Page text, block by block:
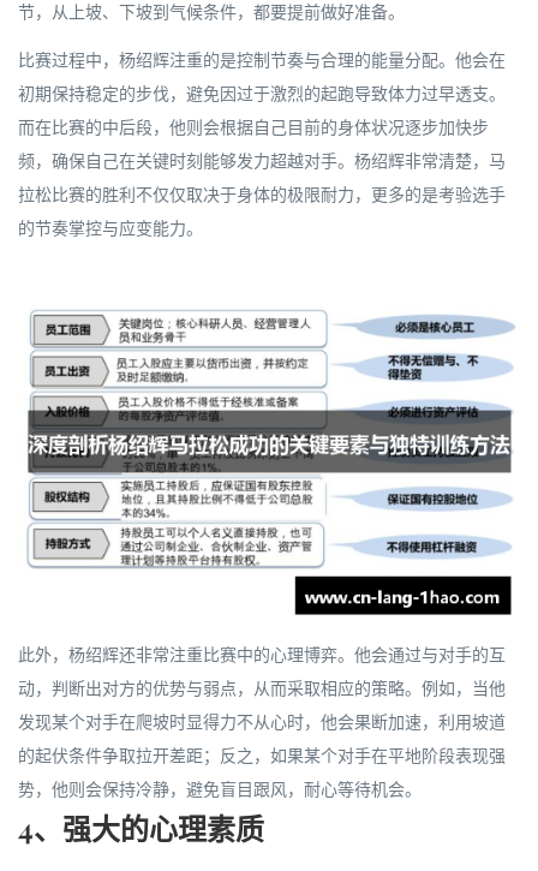
节，从上坡、下坡到气候条件，都要提前做好准备。
比赛过程中，杨绍辉注重的是控制节奏与合理的能量分配。他会在
初期保持稳定的步伐，避免因过于激烈的起跑导致体力过早透支。
而在比赛的中后段，他则会根据自己目前的身体状况逐步加快步
频，确保自己在关键时刻能够发力超越对手。杨绍辉非常清楚，马
拉松比赛的胜利不仅仅取决于身体的极限耐力，更多的是考验选手
的节奏掌控与应变能力。
此外，杨绍辉还非常注重比赛中的心理博弈。他会通过与对手的互
动，判断出对方的优势与弱点，从而采取相应的策略。例如，当他
发现某个对手在爬坡时显得力不从心时，他会果断加速，利用坡道
的起伏条件争取拉开差距；反之，如果某个对手在平地阶段表现强
势，他则会保持冷静，避免盲目跟风，耐心等待机会。
4、强大的心理素质